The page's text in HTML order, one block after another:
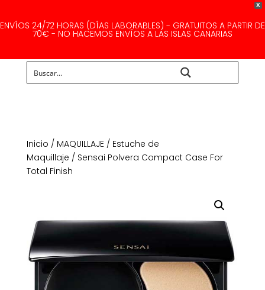
X
ENVÍOS 24/72 HORAS (DÍAS LABORABLES) - GRATUITOS A PARTIR DE
70€ - NO HACEMOS ENVÍOS A LAS ISLAS CANARIAS
Inicio / MAQUILLAJE/ Estuche de
Maquillaje / Sensai Polvera Compact Case For
Total Finish